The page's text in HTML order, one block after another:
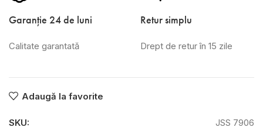
Garanție 24 de luni
Calitate garantată
Retur simplu
Drept de retur în 15 zile
Adaugă la favorite
SKU:
JSS 7906